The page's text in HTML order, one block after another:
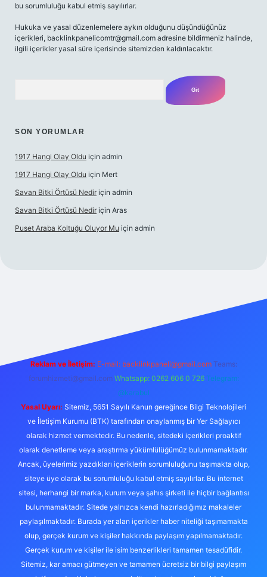
bu sorumluluğu kabul etmiş sayılırlar.
Hukuka ve yasal düzenlemelere aykırı olduğunu düşündüğünüz
içerikleri, backlinkpanelicomtr@gmail.com adresine bildirmeniz halinde,
ilgili içerikler yasal süre içerisinde sitemizden kaldırılacaktır.
SON YORUMLAR
1917 Hangi Olay Oldu için admin
1917 Hangi Olay Oldu için Mert
Savan Bitki Örtüsü Nedir için admin
Savan Bitki Örtüsü Nedir için Aras
Puset Araba Koltuğu Oluyor Mu için admin
Reklam ve İletişim: E-mail: backlinkpaneli@gmail.com Teams:
forumhizmeti@gmail.com Whatsapp: 0262 606 0 726 Telegram:
@karabul
Yasal Uyarı: Sitemiz, 5651 Sayılı Kanun gereğince Bilgi Teknolojileri
ve İletişim Kurumu (BTK) tarafından onaylanmış bir Yer Sağlayıcı
olarak hizmet vermektedir. Bu nedenle, sitedeki içerikleri proaktif
olarak denetleme veya araştırma yükümlülüğümüz bulunmamaktadır.
Ancak, üyelerimiz yazdıkları içeriklerin sorumluluğunu taşımakta olup,
siteye üye olarak bu sorumluluğu kabul etmiş sayılırlar. Bu internet
sitesi, herhangi bir marka, kurum veya şahıs şirketi ile hiçbir bağlantısı
bulunmamaktadır. Sitede yalnızca kendi hazırladığımız makaleler
paylaşılmaktadır. Burada yer alan içerikler haber niteliği taşımamakta
olup, gerçek kurum ve kişiler hakkında paylaşım yapılmamaktadır.
Gerçek kurum ve kişiler ile isim benzerlikleri tamamen tesadüfidir.
Sitemiz, kar amacı gütmeyen ve tamamen ücretsiz bir bilgi paylaşım